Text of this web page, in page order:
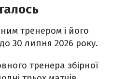
тренером і його
30 липня 2026 року.
тренера збірної